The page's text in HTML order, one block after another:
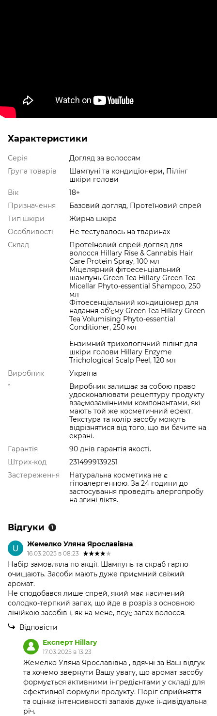
Характеристики
Серія
Догляд за волоссям
Група товарів
Шампуні та кондиціонери, Пілінг
шкіри голови
Вік
18+
Призначення
Базовий догляд, Протеїновий спрей
Тип шкіри
Жирна шкіра
Особливості
Не тестувалось на тваринах
Склад
Протеїновий спрей-догляд для
волосся Hillary Rise & Cannabis Hair
Care Protein Spray, 100 мл
Міцелярний фітоесенціальний
шампунь Green Tea Hillary Green Tea
Micellar Phyto-essential Shampoo, 250
мл
Фітоесенціальний кондиціонер для
надання об’єму Green Tea Hillary Green
Tea Volumising Phyto-essential
Conditioner, 250 мл
Ензимний трихологічний пілінг для
шкіри голови Hillary Enzyme
Trichological Scalp Peel, 120 мл
Виробник
Україна
*
Виробник залишає за собою право
удосконалювати рецептуру продукту
взаємозамінними компонентами, які
мають той же косметичний ефект.
Текстура та колір засобу можуть
відрізнятися від того, що ви бачите на
екрані.
Гарантія
90 днів гарантія якості.
Штрих-код
2314999139251
Застереження
Натуральна косметика не є
гіпоалергенною. За 24 години до
застосування проведіть алергопробу
на згині ліктя.
Відгуки 1
Жемелко Уляна Ярославівна
16.03.2025 в 08:23
Набір замовляла по акції. Шампунь та скраб гарно
очищають. Засоби мають дуже приємний свіжий
аромат.
Не сподобався лише спрей, який має насичений
солодко-терпкий запах, що йде в розріз з основною
лінійкою засобів і, як на мене, псує запах волосся.
Відповісти
Експерт Hillary
17.03.2025 в 13:23
Жемелко Уляна Ярославівна , вдячні за Ваш відгук
та хочемо звернути Вашу увагу, що аромат засобу
формується активними інгредієнтами у складі для
ефективної формули продукту. Поріг сприйняття
та оцінка інтенсивності запахів дуже індивідуальна
річ.